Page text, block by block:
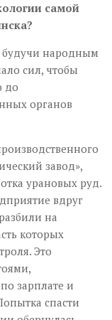
самой
будучи народным
сил, чтобы
до
органов
завод»,
урановых руд.
вдруг
на
которых
Это
зарплате и
спасти